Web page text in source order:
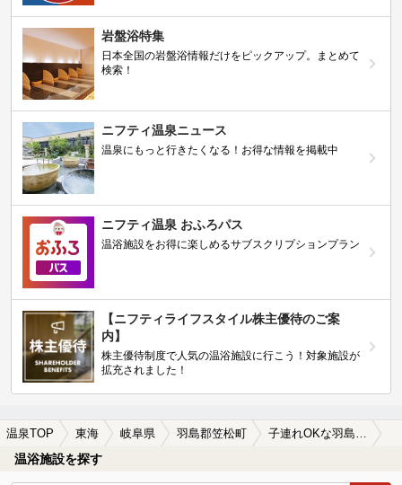
岩盤浴特集
日本全国の岩盤浴情報だけをピックアップ。まとめて
検索！
ニフティ温泉ニュース
温泉にもっと行きたくなる！お得な情報を掲載中
ニフティ温泉 おふろパス
温浴施設をお得に楽しめるサブスクリプションプラン
【ニフティライフスタイル株主優待のご案
内】
株主優待制度で人気の温浴施設に行こう！対象施設が
拡充されました！
温泉TOP 東海 岐阜県 羽島郡笠松町 子連れOKな羽島郡笠松町の温泉、日帰り温泉、スーパー銭湯おすすめ
温浴施設を探す